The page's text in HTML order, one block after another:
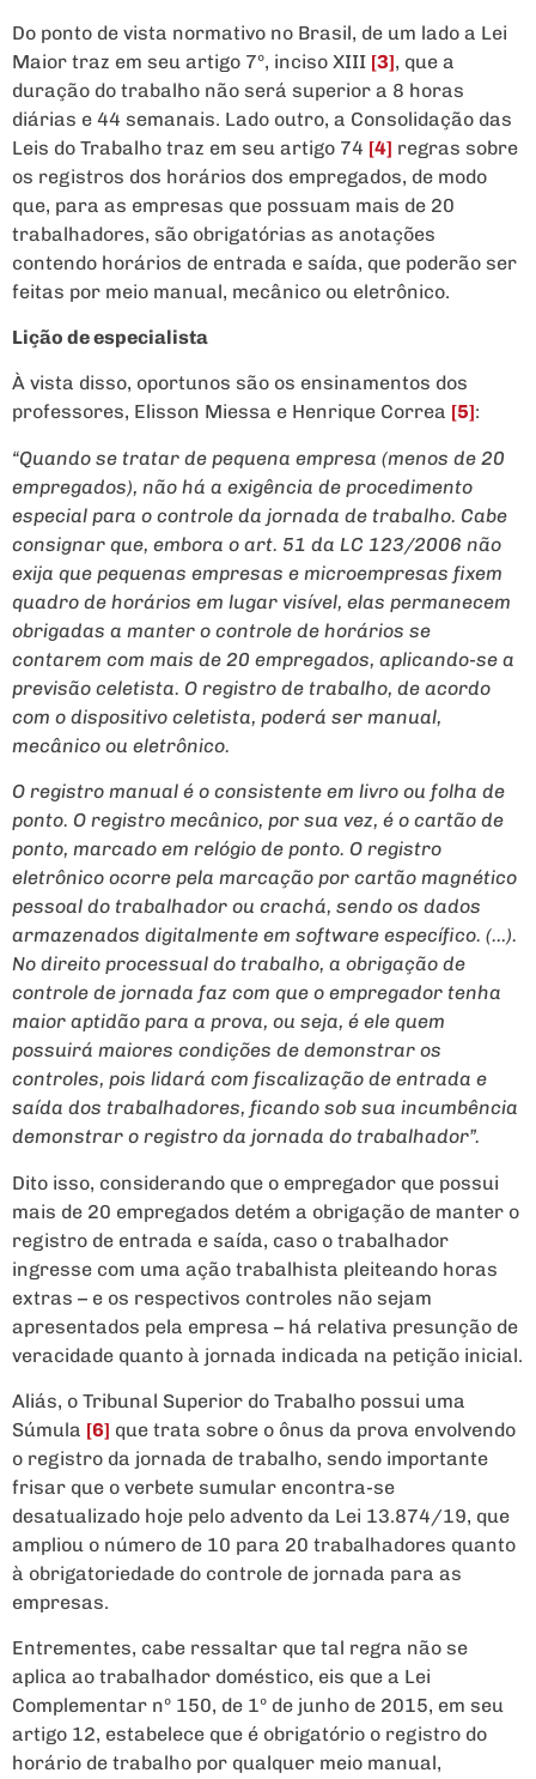
Do ponto de vista normativo no Brasil, de um lado a Lei
Maior traz em seu artigo 7º, inciso XIII [3], que a
duração do trabalho não será superior a 8 horas
diárias e 44 semanais. Lado outro, a Consolidação das
Leis do Trabalho traz em seu artigo 74 [4] regras sobre
os registros dos horários dos empregados, de modo
que, para as empresas que possuam mais de 20
trabalhadores, são obrigatórias as anotações
contendo horários de entrada e saída, que poderão ser
feitas por meio manual, mecânico ou eletrônico.
Lição de especialista
À vista disso, oportunos são os ensinamentos dos
professores, Elisson Miessa e Henrique Correa [5]:
“Quando se tratar de pequena empresa (menos de 20
empregados), não há a exigência de procedimento
especial para o controle da jornada de trabalho. Cabe
consignar que, embora o art. 51 da LC 123/2006 não
exija que pequenas empresas e microempresas fixem
quadro de horários em lugar visível, elas permanecem
obrigadas a manter o controle de horários se
contarem com mais de 20 empregados, aplicando-se a
previsão celetista. O registro de trabalho, de acordo
com o dispositivo celetista, poderá ser manual,
mecânico ou eletrônico.
O registro manual é o consistente em livro ou folha de
ponto. O registro mecânico, por sua vez, é o cartão de
ponto, marcado em relógio de ponto. O registro
eletrônico ocorre pela marcação por cartão magnético
pessoal do trabalhador ou crachá, sendo os dados
armazenados digitalmente em software específico. (…).
No direito processual do trabalho, a obrigação de
controle de jornada faz com que o empregador tenha
maior aptidão para a prova, ou seja, é ele quem
possuirá maiores condições de demonstrar os
controles, pois lidará com fiscalização de entrada e
saída dos trabalhadores, ficando sob sua incumbência
demonstrar o registro da jornada do trabalhador”.
Dito isso, considerando que o empregador que possui
mais de 20 empregados detém a obrigação de manter o
registro de entrada e saída, caso o trabalhador
ingresse com uma ação trabalhista pleiteando horas
extras – e os respectivos controles não sejam
apresentados pela empresa – há relativa presunção de
veracidade quanto à jornada indicada na petição inicial.
Aliás, o Tribunal Superior do Trabalho possui uma
Súmula [6] que trata sobre o ônus da prova envolvendo
o registro da jornada de trabalho, sendo importante
frisar que o verbete sumular encontra-se
desatualizado hoje pelo advento da Lei 13.874/19, que
ampliou o número de 10 para 20 trabalhadores quanto
à obrigatoriedade do controle de jornada para as
empresas.
Entrementes, cabe ressaltar que tal regra não se
aplica ao trabalhador doméstico, eis que a Lei
Complementar nº 150, de 1º de junho de 2015, em seu
artigo 12, estabelece que é obrigatório o registro do
horário de trabalho por qualquer meio manual,